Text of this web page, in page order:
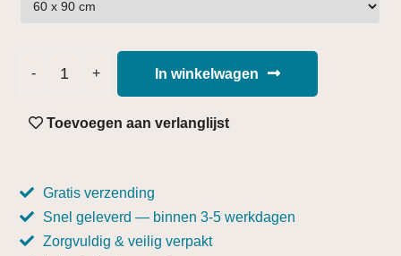
In winkelwagen
Toevoegen aan verlanglijst
Gratis verzending
Snel geleverd — binnen 3-5 werkdagen
Zorgvuldig & veilig verpakt